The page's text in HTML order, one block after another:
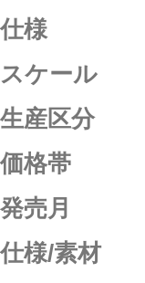
仕様
スケール
生産区分
価格帯
発売月
仕様/素材